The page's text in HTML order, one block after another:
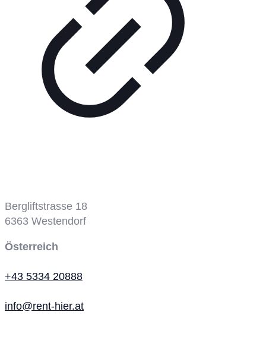
Bergliftstrasse 18
6363 Westendorf
Österreich
+43 5334 20888
info@rent-hier.at